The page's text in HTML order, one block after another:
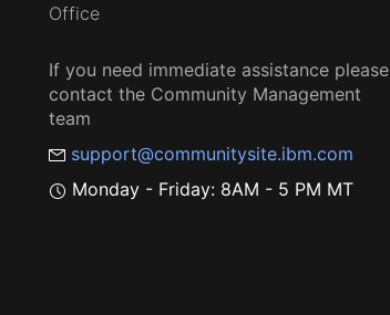
Office
If you need immediate assistance please
contact the Community Management
team
support@communitysite.ibm.com
Monday - Friday: 8AM - 5 PM MT